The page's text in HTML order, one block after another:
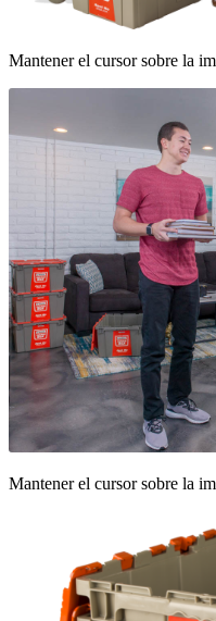
Mantener el cursor sobre la
Mantener el cursor sobre la